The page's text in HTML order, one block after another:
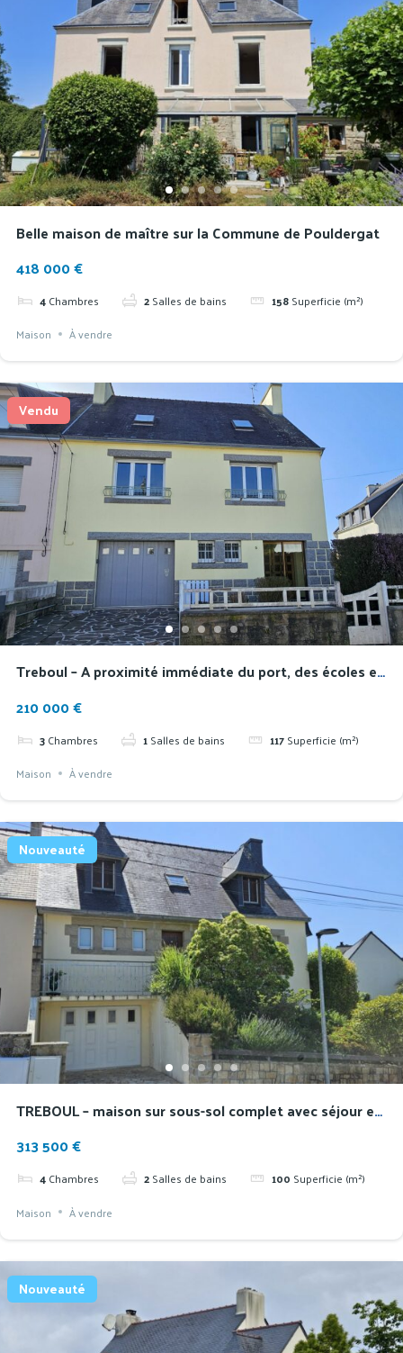
Belle maison de maître sur la Commune de Pouldergat
418 000 €
4Chambres 2Salles de bains 158Superficie (m²)
Maison
À vendre
Vendu
Treboul – A proximité immédiate du port, des écoles et
210 000 €
3Chambres 1Salles de bains 117Superficie (m²)
Maison
À vendre
Nouveauté
TREBOUL – maison sur sous-sol complet avec séjour en
313 500 €
4Chambres 2Salles de bains 100 Superficie (m²)
Maison
À vendre
Nouveauté